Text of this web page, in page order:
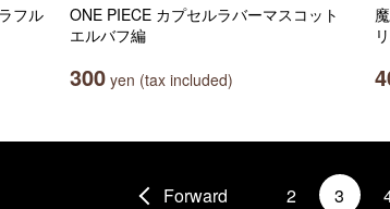
フル
ONE PIECE カプセルラバーマスコット
エルバフ編
300 yen (tax included)
Forward 2 3